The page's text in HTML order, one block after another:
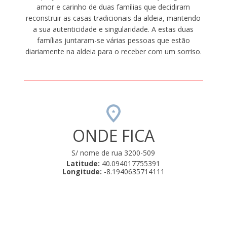
amor e carinho de duas famílias que decidiram
reconstruir as casas tradicionais da aldeia, mantendo
a sua autenticidade e singularidade. A estas duas
famílias juntaram-se várias pessoas que estão
diariamente na aldeia para o receber com um sorriso.
ONDE FICA
S/ nome de rua 3200-509
Latitude: 40.094017755391
Longitude: -8.1940635714111